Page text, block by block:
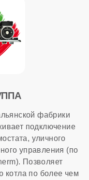
фабрики
подключение
уличного
управления (по
Позволяет
котла по более чем